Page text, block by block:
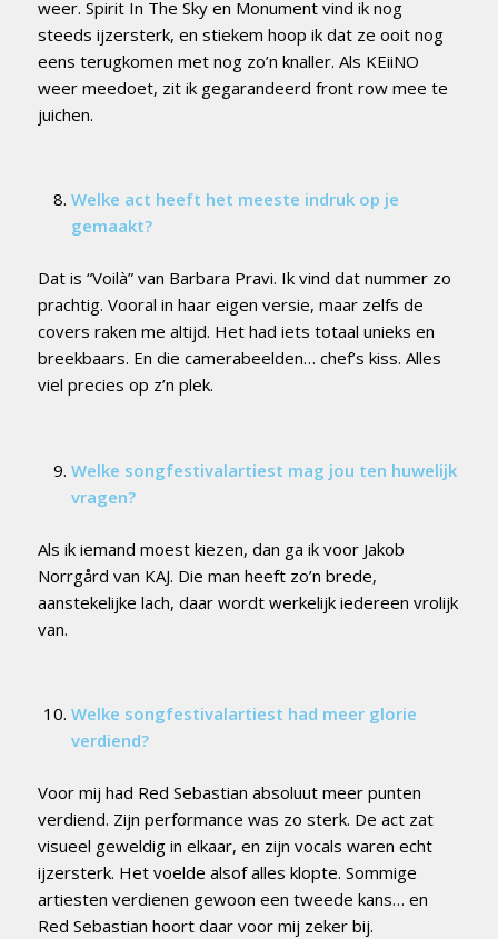
weer. Spirit In The Sky en Monument vind ik nog
steeds ijzersterk, en stiekem hoop ik dat ze ooit nog
eens terugkomen met nog zo’n knaller. Als KEiiNO
weer meedoet, zit ik gegarandeerd front row mee te
juichen.
Welke act heeft het meeste indruk op je
gemaakt?
Dat is “Voilà” van Barbara Pravi. Ik vind dat nummer zo
prachtig. Vooral in haar eigen versie, maar zelfs de
covers raken me altijd. Het had iets totaal unieks en
breekbaars. En die camerabeelden… chef’s kiss. Alles
viel precies op z’n plek.
Welke songfestivalartiest mag jou ten huwelijk
vragen?
Als ik iemand moest kiezen, dan ga ik voor Jakob
Norrgård van KAJ. Die man heeft zo’n brede,
aanstekelijke lach, daar wordt werkelijk iedereen vrolijk
van.
Welke songfestivalartiest had meer glorie
verdiend?
Voor mij had Red Sebastian absoluut meer punten
verdiend. Zijn performance was zo sterk. De act zat
visueel geweldig in elkaar, en zijn vocals waren echt
ijzersterk. Het voelde alsof alles klopte. Sommige
artiesten verdienen gewoon een tweede kans… en
Red Sebastian hoort daar voor mij zeker bij.